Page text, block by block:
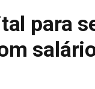
para